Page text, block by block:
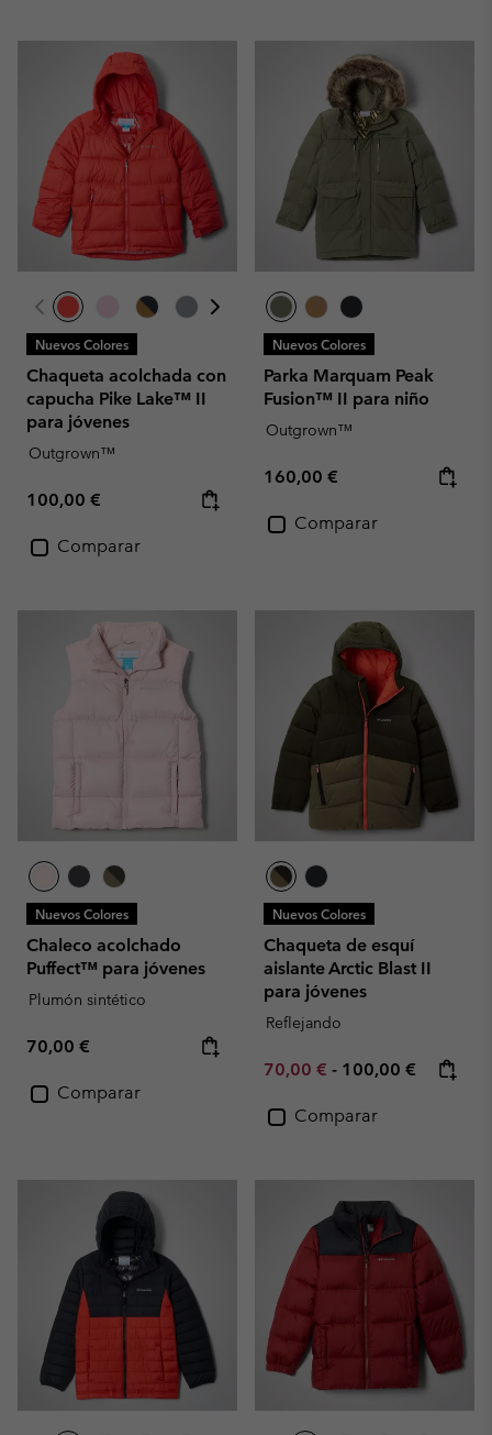
Nuevos Colores
Chaqueta acolchada con
capucha Pike Lake™ II
para jóvenes
Outgrown™
Regular price:
100,00 €
Comparar
Nuevos Colores
Parka Marquam Peak
Fusion™ II para niño
Outgrown™
Regular price:
160,00 €
Comparar
Nuevos Colores
Chaleco acolchado
Puffect™ para jóvenes
Plumón sintético
Regular price:
70,00 €
Comparar
Nuevos Colores
Chaqueta de esquí
aislante Arctic Blast II
para jóvenes
Reflejando
Minimum sale price:
70,00 € - Maximum price:
100,00 €
Comparar